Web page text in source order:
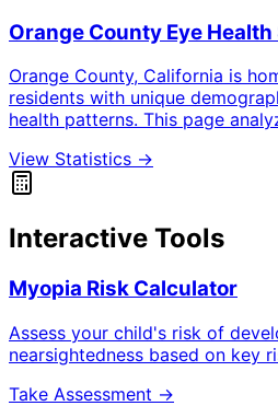
Orange County Eye
Orange County, California is
residents with unique
health patterns. This page
View Statistics →
Interactive Tools
Myopia Risk Calculator
Assess your child's risk of
nearsightedness based on key
Take Assessment →